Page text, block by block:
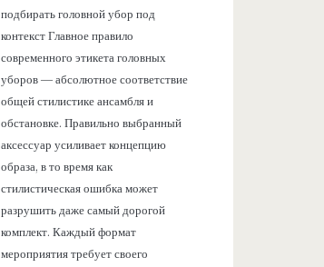
подбирать головной убор под
контекст Главное правило
современного этикета головных
уборов — абсолютное соответствие
общей стилистике ансамбля и
обстановке. Правильно выбранный
аксессуар усиливает концепцию
образа, в то время как
стилистическая ошибка может
разрушить даже самый дорогой
комплект. Каждый формат
мероприятия требует своего